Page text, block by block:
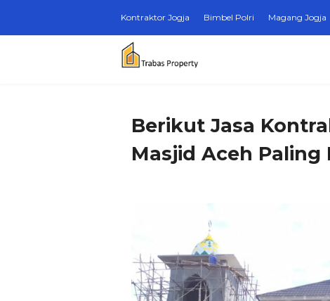
Kontraktor Jogja Bimbel Polri Magang Jogja
Berikut Jasa
Masjid Aceh Paling